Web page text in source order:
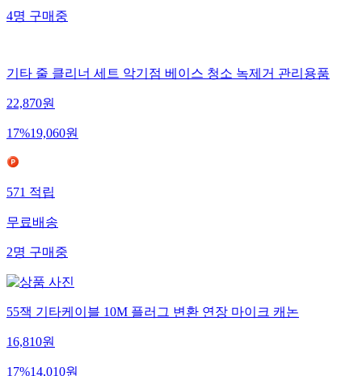
4명구매중
기타 줄 클리너 세트 악기점 베이스 청소 녹제거 관리용품
22,870원
17%19,060원
571적립
무료배송
2명구매중
55잭 기타케이블 10M 플러그 변환 연장 마이크 캐논
16,810원